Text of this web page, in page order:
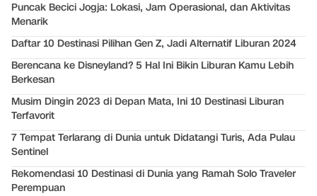
Puncak Becici Jogja: Lokasi, Jam Operasional, dan Aktivitas
Menarik
Daftar 10 Destinasi Pilihan Gen Z, Jadi Alternatif Liburan 2024
Berencana ke Disneyland? 5 Hal Ini Bikin Liburan Kamu Lebih
Berkesan
Musim Dingin 2023 di Depan Mata, Ini 10 Destinasi Liburan
Terfavorit
7 Tempat Terlarang di Dunia untuk Didatangi Turis, Ada Pulau
Sentinel
Rekomendasi 10 Destinasi di Dunia yang Ramah Solo Traveler
Perempuan